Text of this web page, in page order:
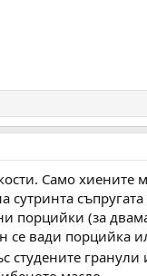
Само хиените
сутринта
порцийки (за
се вади порцийка
студените гранули